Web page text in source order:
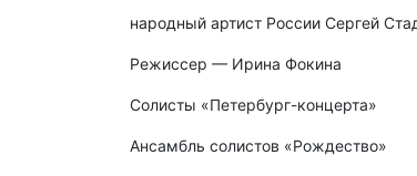
народный артист России Сергей
Режиссер — Ирина Фокина
Солисты «Петербург-концерта»
Ансамбль солистов «Рождество»